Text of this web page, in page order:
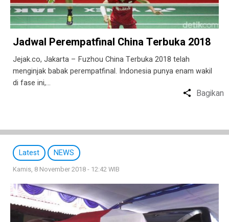
Jadwal Perempatfinal China Terbuka 2018
Jejak.co, Jakarta – Fuzhou China Terbuka 2018 telah
menginjak babak perempatfinal. Indonesia punya enam wakil
di fase ini,…
Bagikan
Latest NEWS
Kamis, 8 November 2018 - 12:42 WIB